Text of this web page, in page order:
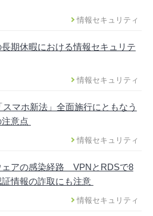
情報セキュリティ
期休暇における情報セキュリテ
情報セキュリティ
スマホ新法」全面施行にともなう
意点
情報セキュリティ
ェアの感染経路 VPNとRDSで8
情報の詐取にも注意
情報セキュリティ